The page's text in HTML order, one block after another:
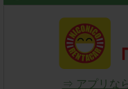
⇒ アプリな